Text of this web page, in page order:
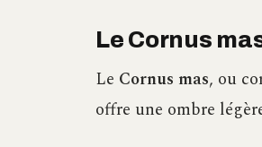
Le Cornus
Le Cornus mas, ou
offre une ombre